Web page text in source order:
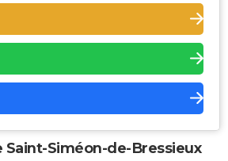
Saint-Siméon-de-Bressieux